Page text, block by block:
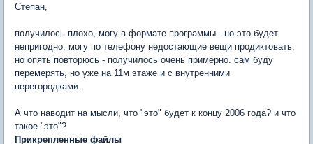
Степан,
получилось плохо, могу в формате программы - но это будет
непригодно. могу по телефону недостающие вещи продиктовать.
но опять повторюсь - получилось очень примерно. сам буду
перемерять, но уже на 11м этаже и с внутренними
перегородками.
А что наводит на мысли, что "это" будет к концу 2006 года? и что
такое "это"?
Прикрепленные файлы